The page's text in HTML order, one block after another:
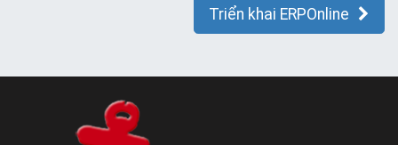
Triển khai ERPOnline